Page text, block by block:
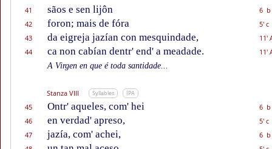
41
sãos e sen lijôn
6 b
42
foron; mais de fóra
5' c
43
da eigreja jazían con mesquindade,
11'
44
ca non cabían dentr' end' a meadade.
11'
A Virgen en que é toda santidade...
Stanza VIII Syllables IPA
45 Ontr' aqueles, com' hei
6 b
46
en verdad' apreso,
5' c
47
jazía, com' achei,
6 b